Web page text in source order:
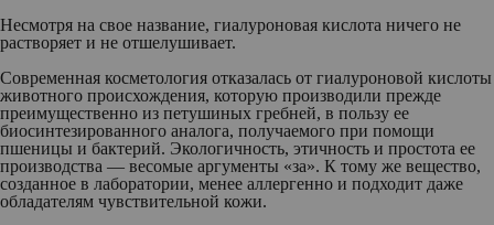
Несмотря на свое название, гиалуроновая кислота ничего не
растворяет и не отшелушивает.
Современная косметология отказалась от гиалуроновой кислоты
животного происхождения, которую производили прежде
преимущественно из петушиных гребней, в пользу ее
биосинтезированного аналога, получаемого при помощи
пшеницы и бактерий. Экологичность, этичность и простота ее
производства — весомые аргументы «за». К тому же вещество,
созданное в лаборатории, менее аллергенно и подходит даже
обладателям чувствительной кожи.